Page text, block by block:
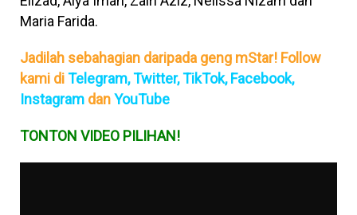
Maria Farida.
Jadilah sebahagian daripada geng mStar! Follow
kami diTelegram,Twitter,TikTok, Facebook,
Instagram danYouTube
TONTON VIDEO PILIHAN!